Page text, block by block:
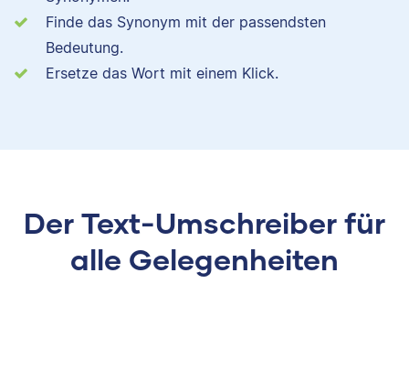
Finde das Synonym mit der passendsten
Bedeutung.
Ersetze das Wort mit einem Klick.
Der Text-Umschreiber für
alle Gelegenheiten